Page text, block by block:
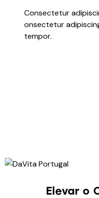
Consectetur
onsectetur
tempor.
Elevar o